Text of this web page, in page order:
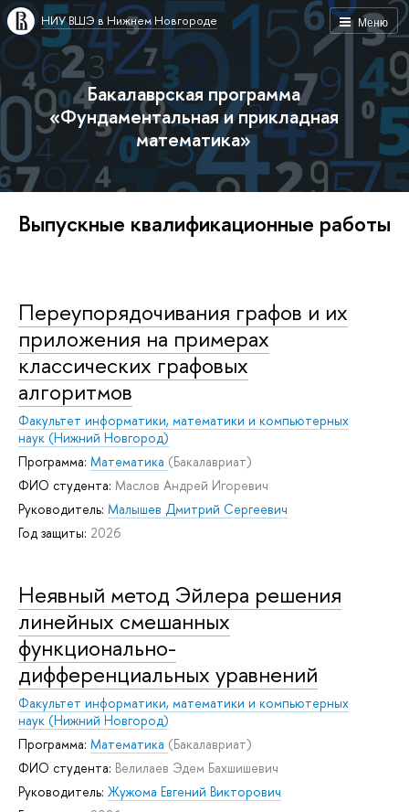
Меню
НИУ ВШЭ в Нижнем Новгороде
Бакалаврская программа
«Фундаментальная и прикладная
математика»
Выпускные квалификационные работы
Переупорядочивания графов и их
приложения на примерах
классических графовых
алгоритмов
Факультет информатики, математики и компьютерных
наук (Нижний Новгород)
Программа: Математика (Бакалавриат)
ФИО студента: Маслов Андрей Игоревич
Руководитель: Малышев Дмитрий Сергеевич
Год защиты: 2026
Неявный метод Эйлера решения
линейных смешанных
функционально-
дифференциальных уравнений
Факультет информатики, математики и компьютерных
наук (Нижний Новгород)
Программа: Математика (Бакалавриат)
ФИО студента: Велилаев Эдем Бахшишевич
Руководитель: Жужома Евгений Викторович